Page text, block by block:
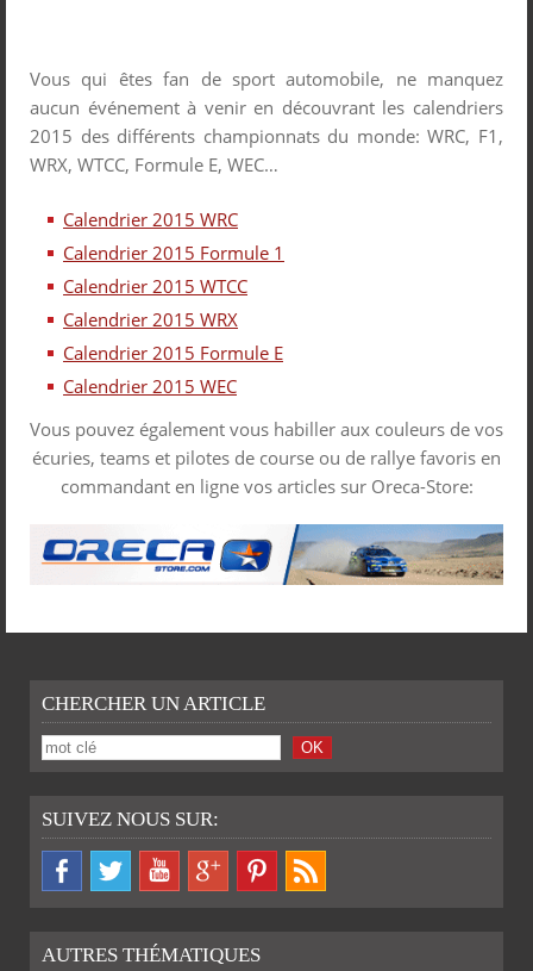
Vous qui êtes fan de sport automobile, ne manquez
aucun événement à venir en découvrant les calendriers
2015 des différents championnats du monde: WRC, F1,
WRX, WTCC, Formule E, WEC…
Calendrier 2015 WRC
Calendrier 2015 Formule 1
Calendrier 2015 WTCC
Calendrier 2015 WRX
Calendrier 2015 Formule E
Calendrier 2015 WEC
Vous pouvez également vous habiller aux couleurs de vos
écuries, teams et pilotes de course ou de rallye favoris en
commandant en ligne vos articles sur Oreca-Store:
CHERCHER UN ARTICLE
SUIVEZ NOUS SUR:
AUTRES THÉMATIQUES